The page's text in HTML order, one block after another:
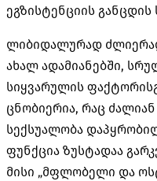
ეგზისტენციის განცდის
ლიბიდალურად
ახალ ადამიანებში,
სიყვარულის
ცნობიერია, რაც
სექსუალობა
ფუნქცია ზუსტადაა
მისი „მფლობელი და